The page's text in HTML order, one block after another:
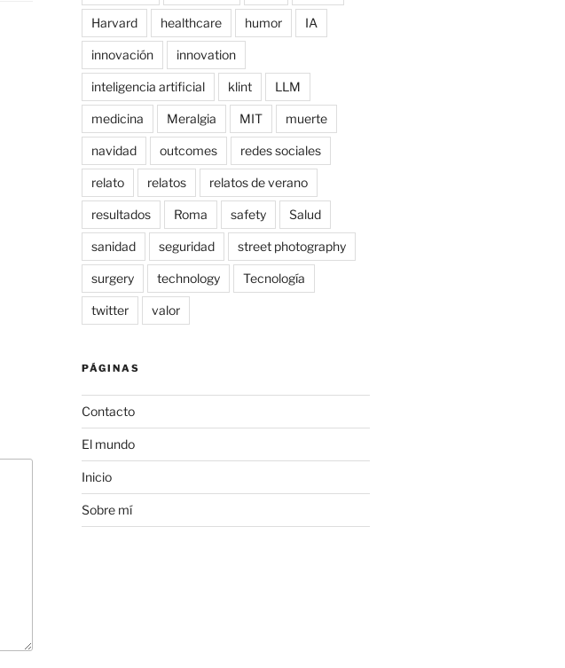
Harvard healthcare humor IA
innovación innovation
inteligencia artificial klint LLM
medicina Meralgia MIT muerte
navidad outcomes redes sociales
relato relatos relatos de verano
resultados Roma safety Salud
sanidad seguridad street photography
surgery technology Tecnología
twitter valor
PÁGINAS
Contacto
El mundo
Inicio
Sobre mí